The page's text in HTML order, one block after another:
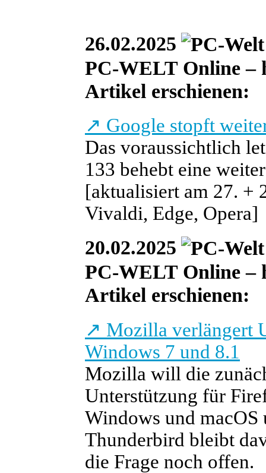
26.02.2025
PC-WELT Online –
Artikel erschienen:
↗ Google stopft
Das voraussichtlich
133 behebt eine
[aktualisiert am 27. +
Vivaldi, Edge, Opera]
20.02.2025
PC-WELT Online –
Artikel erschienen:
↗ Mozilla verlängert
Windows 7 und 8.1
Mozilla will die
Unterstützung für
Windows und macOS
Thunderbird bleibt
die Frage noch offen.